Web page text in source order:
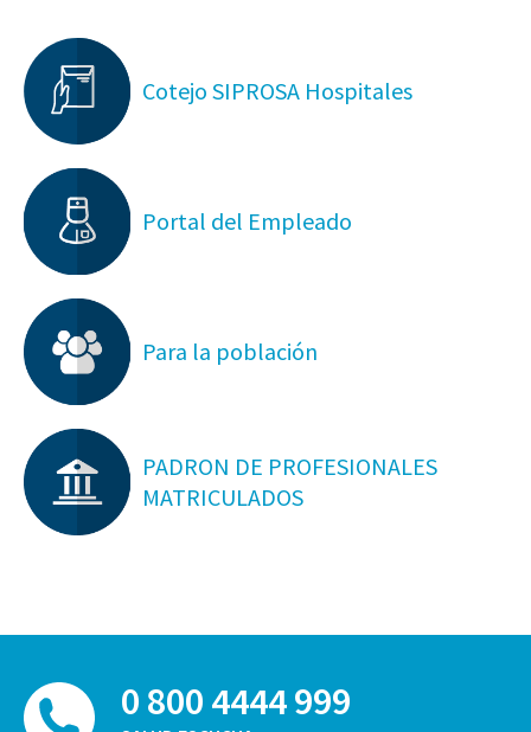
Cotejo SIPROSA Hospitales
Portal del Empleado
Para la población
PADRON DE PROFESIONALES
MATRICULADOS
0 800 4444 999